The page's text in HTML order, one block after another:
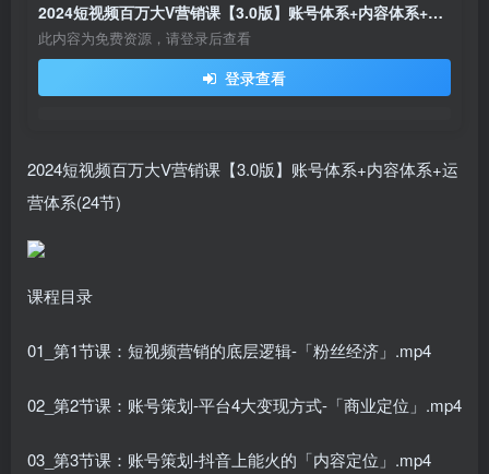
2024短视频百万大V营销课【3.0版】账号体系+内容体系+运营体系(24节)
此内容为免费资源，请登录后查看
登录查看
2024短视频百万大V营销课【3.0版】账号体系+内容体系+运
营体系(24节)
课程目录
01_第1节课：短视频营销的底层逻辑-「粉丝经济」.mp4
02_第2节课：账号策划-平台4大变现方式-「商业定位」.mp4
03_第3节课：账号策划-抖音上能火的「内容定位」.mp4